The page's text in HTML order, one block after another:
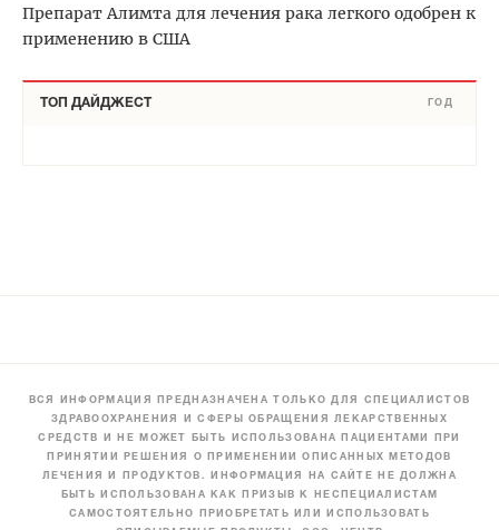
Препарат Алимта для лечения рака легкого одобрен к
применению в США
ТОП ДАЙДЖЕСТ ГОД
ВСЯ ИНФОРМАЦИЯ ПРЕДНАЗНАЧЕНА ТОЛЬКО ДЛЯ СПЕЦИАЛИСТОВ
ЗДРАВООХРАНЕНИЯ И СФЕРЫ ОБРАЩЕНИЯ ЛЕКАРСТВЕННЫХ
СРЕДСТВ И НЕ МОЖЕТ БЫТЬ ИСПОЛЬЗОВАНА ПАЦИЕНТАМИ ПРИ
ПРИНЯТИИ РЕШЕНИЯ О ПРИМЕНЕНИИ ОПИСАННЫХ МЕТОДОВ
ЛЕЧЕНИЯ И ПРОДУКТОВ. ИНФОРМАЦИЯ НА САЙТЕ НЕ ДОЛЖНА
БЫТЬ ИСПОЛЬЗОВАНА КАК ПРИЗЫВ К НЕСПЕЦИАЛИСТАМ
САМОСТОЯТЕЛЬНО ПРИОБРЕТАТЬ ИЛИ ИСПОЛЬЗОВАТЬ